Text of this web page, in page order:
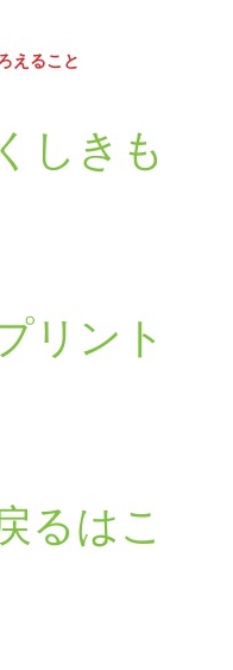
えること
しきも
リント
るはこ